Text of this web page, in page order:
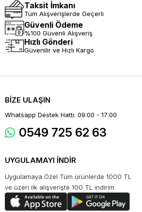
Taksit İmkanı
Tüm Alışverişlerde Geçerli
Güvenli Ödeme
%100 Güvenli Alışveriş
Hızlı Gönderi
Güvenilir ve Hızlı Kargo
BİZE ULAŞIN
Whatsapp Destek Hattı: 09:00 - 17:00
0549 725 62 63
UYGULAMAYI İNDİR
Uygulamaya Özel Tüm ürünlerde 1000 TL
ve üzeri ilk alışverişte 100 TL indirim